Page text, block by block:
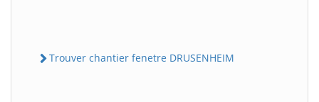
Trouver chantier fenetre DRUSENHEIM